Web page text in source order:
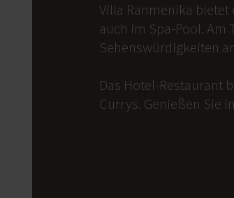
Villa Ranmenika bietet
auch im Spa-Pool.
Sehenswürdigkeiten
Das Hotel-Restaurant
Currys. Genießen Sie